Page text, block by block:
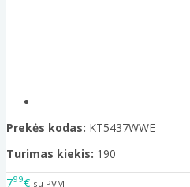
Prekės kodas: KT5437WWE
Turimas kiekis: 190
799€ su PVM